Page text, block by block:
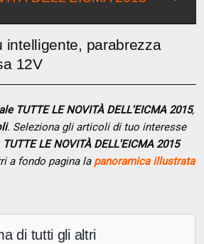
intelligente, parabrezza
12V
TUTTE LE NOVITÀ DELL'EICMA 2015,
. Seleziona gli articoli di tuo interesse
TUTTE LE NOVITÀ DELL'EICMA 2015
a fondo pagina la panoramica illustrata
di tutti gli altri